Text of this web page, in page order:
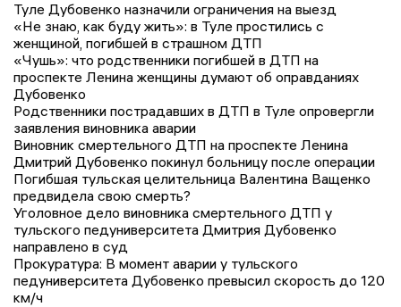
Туле Дубовенко назначили ограничения на выезд
«Не знаю, как буду жить»: в Туле простились с
женщиной, погибшей в страшном ДТП
«Чушь»: что родственники погибшей в ДТП на
проспекте Ленина женщины думают об оправданиях
Дубовенко
Родственники пострадавших в ДТП в Туле опровергли
заявления виновника аварии
Виновник смертельного ДТП на проспекте Ленина
Дмитрий Дубовенко покинул больницу после операции
Погибшая тульская целительница Валентина Ващенко
предвидела свою смерть?
Уголовное дело виновника смертельного ДТП у
тульского педуниверситета Дмитрия Дубовенко
направлено в суд
Прокуратура: В момент аварии у тульского
педуниверситета Дубовенко превысил скорость до 120
км/ч